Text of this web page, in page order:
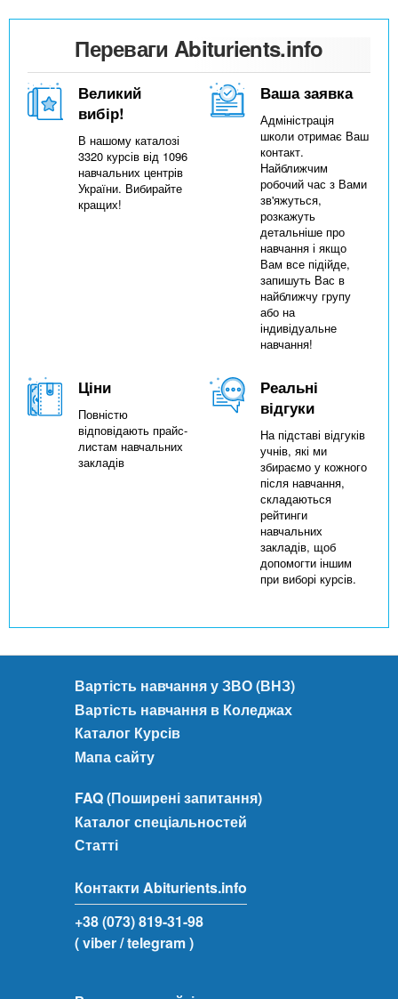
Переваги Abiturients.info
Великий
вибір!
В нашому каталозі
3320 курсів від 1096
навчальних центрів
України. Вибирайте
кращих!
Ваша заявка
Адміністрація
школи отримає Ваш
контакт.
Найближчим
робочий час з Вами
зв'яжуться,
розкажуть
детальніше про
навчання і якщо
Вам все підійде,
запишуть Вас в
найближчу групу
або на
індивідуальне
навчання!
Ціни
Повністю
відповідають прайс-
листам навчальних
закладів
Реальні
відгуки
На підставі відгуків
учнів, які ми
збираємо у кожного
після навчання,
складаються
рейтинги
навчальних
закладів, щоб
допомогти іншим
при виборі курсів.
Вартість навчання у ЗВО (ВНЗ)
Вартість навчання в Коледжах
Каталог Курсів
Мапа сайту
FAQ (Поширені запитання)
Каталог спеціальностей
Статті
Контакти Abiturients.info
+38 (073) 819-31-98
( viber/ telegram )